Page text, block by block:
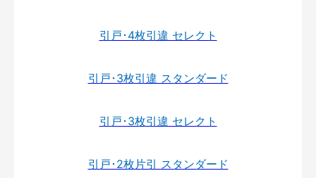
引戸･4枚引違 セレクト
引戸･3枚引違 スタンダード
引戸･3枚引違 セレクト
引戸･2枚片引 スタンダード